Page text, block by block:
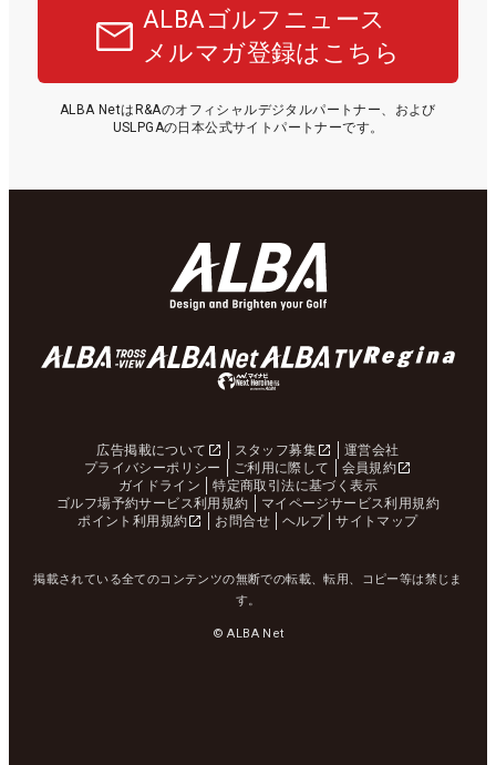
ALBAゴルフニュース
メルマガ登録はこちら
ALBA NetはR&Aのオフィシャルデジタルパートナー、および
USLPGAの日本公式サイトパートナーです。
広告掲載について スタッフ募集
運営会社
プライバシーポリシー
ご利用に際して
会員規約
ガイドライン
特定商取引法に基づく表示
ゴルフ場予約サービス利用規約
マイページサービス利用規約
ポイント利用規約
お問合せ ヘルプ サイトマップ
掲載されている全てのコンテンツの無断での転載、転用、コピー等は禁じま
す。
© ALBA Net